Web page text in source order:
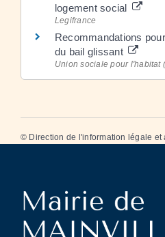
logement social
Legifrance
Recommandations
du bail glissant
Union sociale pour l'habitat
© Direction de l'information légale et